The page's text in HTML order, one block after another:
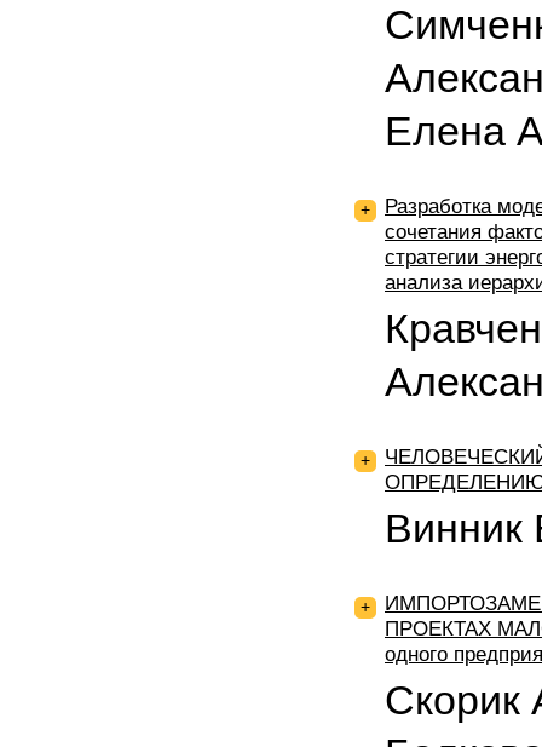
Елена
+
Разработка
сочетания
стратегии
анализа
+
Винник
+
ПРОЕКТАХ
одного
Скорик